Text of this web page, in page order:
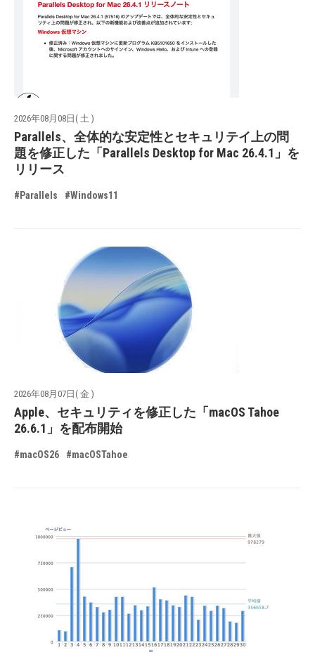
2026年08月08日( 土 )
Parallels、全体的な安定性とセキュリテイ上の問
題を修正した「Parallels Desktop for Mac 26.4.1」を
リリース
#Parallels #Windows11
2026年08月07日( 金 )
Apple、セキュリティを修正した「macOS Tahoe
26.6.1」を配布開始
#macOS26 #macOSTahoe